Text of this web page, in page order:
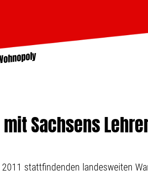
Sachsens
stattfindenden landesweiten